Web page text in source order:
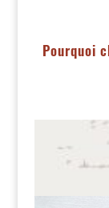
Pourquoi